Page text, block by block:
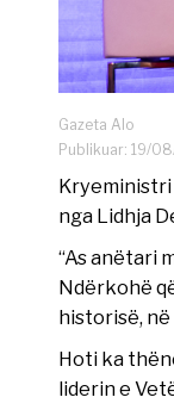
Gazeta Alo
Publikuar: 19/
Kryeministri
nga Lidhja
“As anëtari
Ndërkohë
historisë,
Hoti ka
liderin e